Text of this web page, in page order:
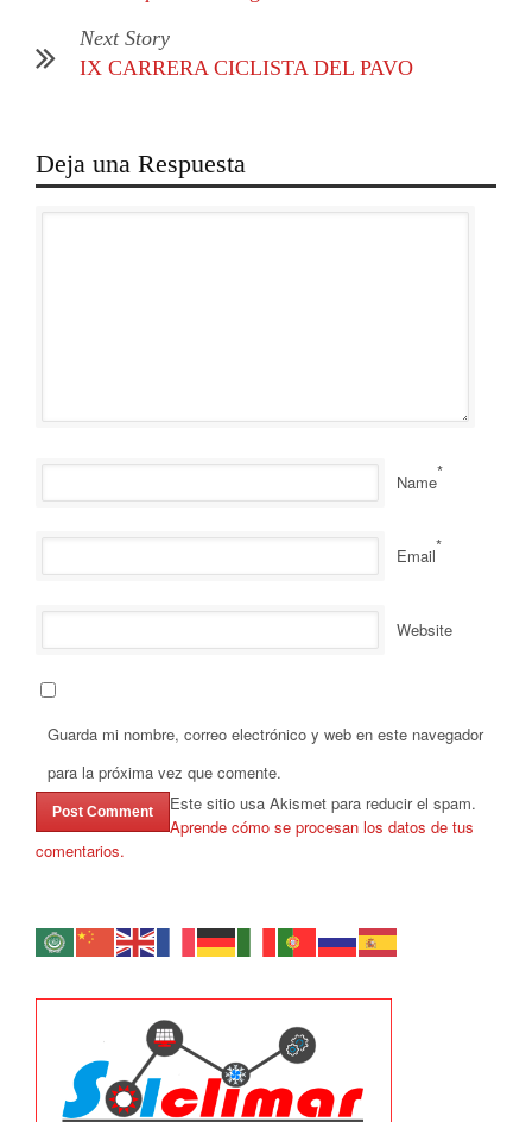
Next Story
IX CARRERA CICLISTA DEL PAVO
Deja una Respuesta
Name*
Email*
Website
Guarda mi nombre, correo electrónico y web en este navegador
para la próxima vez que comente.
Este sitio usa Akismet para reducir el spam.
Aprende cómo se procesan los datos de tus
comentarios.